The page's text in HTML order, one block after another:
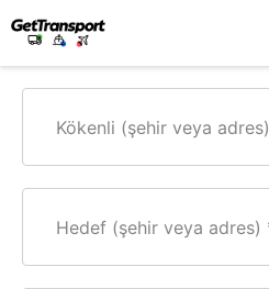
Kökenli (şehir veya adres)
Hedef (şehir veya adres)